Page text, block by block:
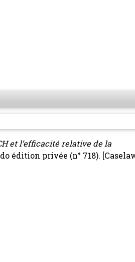
et l’efficacité relative de la
édition privée (n° 718).